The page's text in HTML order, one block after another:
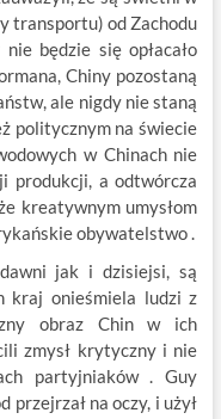
transportu) od Zachodu
będzie się opłacało
Chiny pozostaną
ale nigdy nie staną
politycznym na świecie
w Chinach nie
produkcji, a odtwórcza
kreatywnym umysłom
obywatelstwo .
dawni jak i dzisiejsi, są
kraj onieśmiela ludzi z
obraz Chin w ich
zmysł krytyczny i nie
partyjniaków . Guy
przejrzał na oczy, i użył